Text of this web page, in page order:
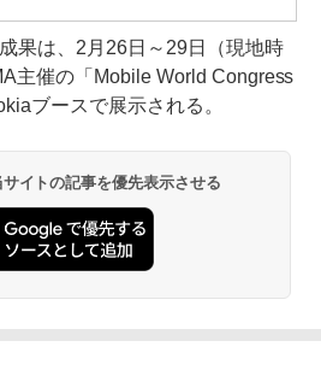
果は、2月26日～29日（現地時
主催の「Mobile World Congress
ブースで展示される。
イトの記事を優先表示させる